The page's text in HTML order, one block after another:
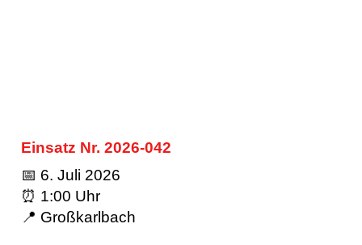
Einsatz Nr. 2026-042
📅 6. Juli 2026
⏰ 1:00 Uhr
📍 Großkarlbach